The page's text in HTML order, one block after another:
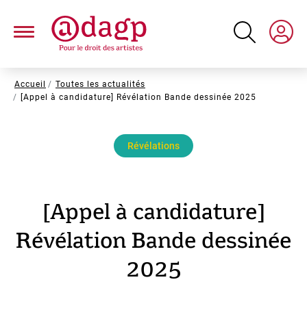
contenu
Fil
d'Ariane
Accueil
Toutes les actualités
[Appel à candidature] Révélation Bande dessinée 2025
Révélations
[Appel à candidature]
Révélation Bande dessinée
2025